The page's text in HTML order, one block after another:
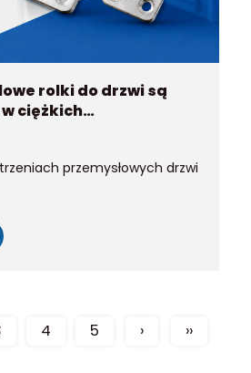
rolki do drzwi są
ciężkich
przemysłowych drzwi
4 5 › ››